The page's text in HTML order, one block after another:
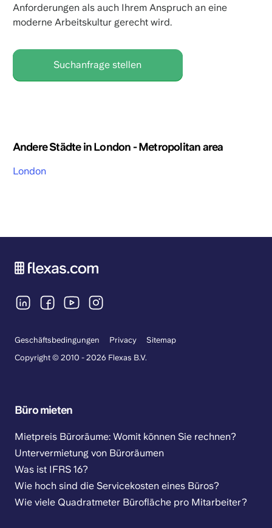
Anforderungen als auch Ihrem Anspruch an eine
moderne Arbeitskultur gerecht wird.
Suchanfrage stellen
Andere Städte in London - Metropolitan area
London
Geschäftsbedingungen Privacy
Sitemap
Copyright © 2010 - 2026 Flexas B.V.
Büro mieten
Mietpreis Büroräume: Womit können Sie rechnen?
Untervermietung von Büroräumen
Was ist IFRS 16?
Wie hoch sind die Servicekosten eines Büros?
Wie viele Quadratmeter Bürofläche pro Mitarbeiter?